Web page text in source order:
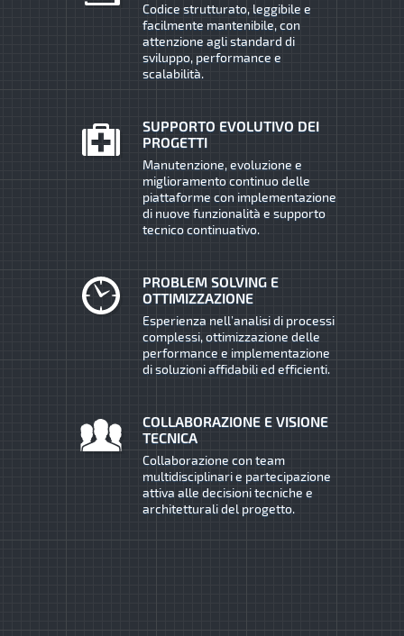
Codice strutturato, leggibile e
facilmente mantenibile, con
attenzione agli standard di
sviluppo, performance e
scalabilità.
SUPPORTO EVOLUTIVO DEI
PROGETTI
Manutenzione, evoluzione e
miglioramento continuo delle
piattaforme con implementazione
di nuove funzionalità e supporto
tecnico continuativo.
PROBLEM SOLVING E
OTTIMIZZAZIONE
Esperienza nell’analisi di processi
complessi, ottimizzazione delle
performance e implementazione
di soluzioni affidabili ed efficienti.
COLLABORAZIONE E VISIONE
TECNICA
Collaborazione con team
multidisciplinari e partecipazione
attiva alle decisioni tecniche e
architetturali del progetto.